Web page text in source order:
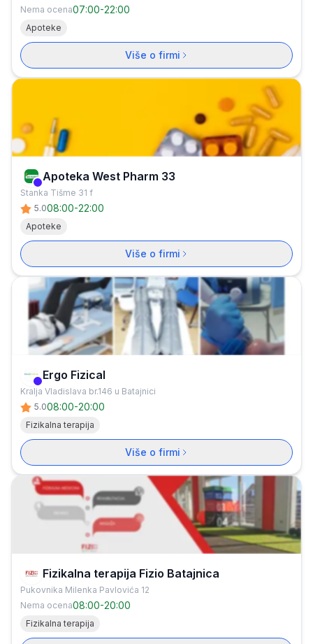
Nema ocena07:00-22:00
Apoteke
Više o firmi
Verifikovana firma
Apoteka West Pharm 33
Stanka Tišme 31 f
5.008:00-22:00
Apoteke
Više o firmi
Verifikovana firma
Ergo Fizical
Kralja Vladislava br.146 u Batajnici
5.008:00-20:00
Fizikalna terapija
Više o firmi
Fizikalna terapija Fizio Batajnica
Pukovnika Milenka Pavlovića 12
Nema ocena08:00-20:00
Fizikalna terapija